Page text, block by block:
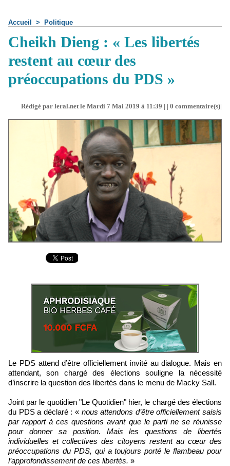
Accueil > Politique
Cheikh Dieng : « Les libertés
restent au cœur des
préoccupations du PDS »
Rédigé par leral.net le Mardi 7 Mai 2019 à 11:39 | | 0 commentaire(s)|
Le PDS attend d’être officiellement invité au dialogue. Mais en
attendant, son chargé des élections souligne la nécessité
d’inscrire la question des libertés dans le menu de Macky Sall.
Joint par le quotidien "Le Quotidien" hier, le chargé des élections
du PDS a déclaré : « nous attendons d’être officiellement saisis
par rapport à ces questions avant que le parti ne se réunisse
pour donner sa position. Mais les questions de libertés
individuelles et collectives des citoyens restent au cœur des
préoccupations du PDS, qui a toujours porté le flambeau pour
l’approfondissement de ces libertés. »